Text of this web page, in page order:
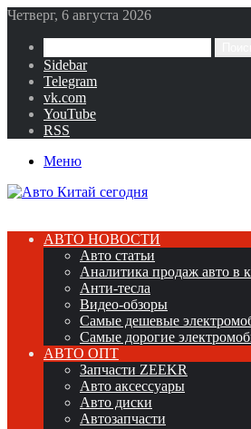
Четверг, 6 августа 2026
Sidebar
Telegram
vk.com
YouTube
RSS
Меню
АВТО НОВОСТИ
Авто статьи
Аналитика продаж авто в
Анти-тесла
Видео-обзоры
Самые дешевые
Самые дорогие
АВТО ОПТ
Запчасти ZEEKR
Авто аксессуары
Авто диски
Автозапчасти